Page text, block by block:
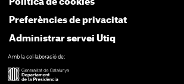
Política de cookies
Preferències de privacitat
Administrar servei Utiq
Amb la col·laboració de: